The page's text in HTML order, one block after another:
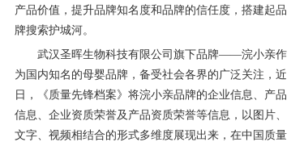
产品价值，提升品牌知名度和品牌的信任度，搭建起品
牌搜索护城河。
武汉圣晖生物科技有限公司旗下品牌——浣小亲作
为国内知名的母婴品牌，备受社会各界的广泛关注，近
日，《质量先锋档案》将浣小亲品牌的企业信息、产品
信息、企业资质荣誉及产品资质荣誉等信息，以图片、
文字、视频相结合的形式多维度展现出来，在中国质量